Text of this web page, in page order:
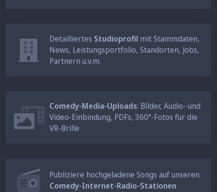
Detailliertes Studioprofil mit Stammdaten,
News, Leistungsportfolio, Standorten, Jobs,
Partnern u.v.m.
Comedy-Media-Uploads: Bilder, Audio- und
Video-Einbindung, PDFs, 360°-Fotos für die
VR-Brille
Publiziere hochgeladene Songs auf unseren
Comedy-Internet-Radio-Stationen